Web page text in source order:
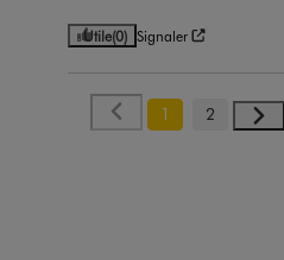
Utile(0) Signaler
1 2